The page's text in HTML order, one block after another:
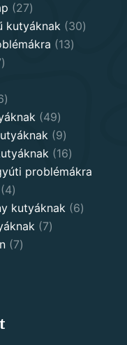
2727
products
kutyáknak 3030
1313
47
16
products4949
products
99
products
1616
products
problémákra
44
products
kutyáknak 66
77
77